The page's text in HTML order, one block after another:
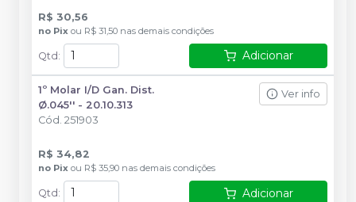
R$ 30,56
no Pix ou R$ 31,50 nas demais condições
Qtd: Adicionar
1º Molar I/D Gan. Dist.
Ø.045'' - 20.10.313
Cód. 251903
Ver info
R$ 34,82
no Pix ou R$ 35,90 nas demais condições
Qtd : Adicionar